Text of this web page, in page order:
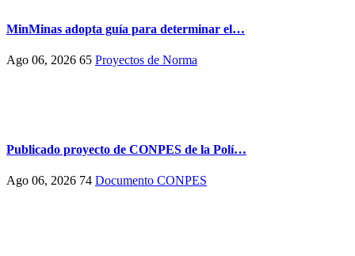
MinMinas adopta guía para determinar el…
Ago 06, 2026 65 Proyectos de Norma
Publicado proyecto de CONPES de la Polí…
Ago 06, 2026 74 Documento CONPES